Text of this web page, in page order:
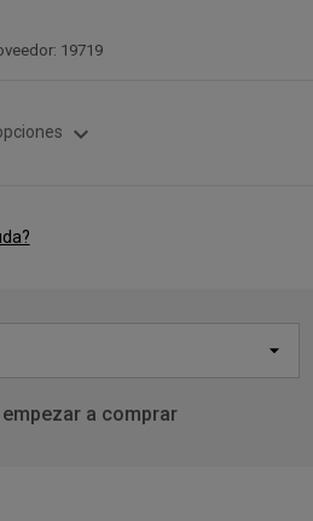
19719
expand_more
a comprar